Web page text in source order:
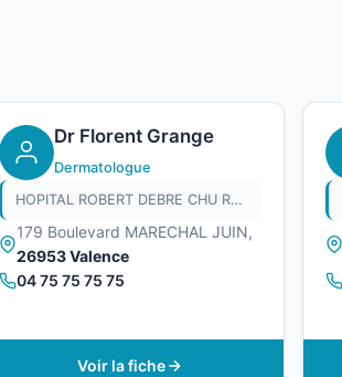
Dr Florent Grange
Dermatologue
HOPITAL ROBERT DEBRE CHU REIMS
179 Boulevard MARECHAL JUIN,
26953 Valence
04 75 75 75 75
Voir la fiche